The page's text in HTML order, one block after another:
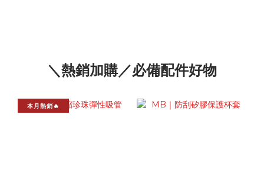
＼熱銷加購／必備配件好物
本月熱銷🔥